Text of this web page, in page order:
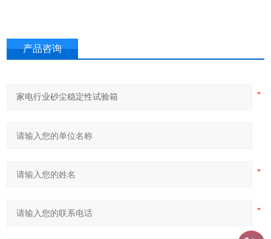
产品咨询